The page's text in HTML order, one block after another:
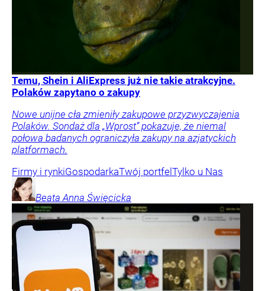
Temu, Shein i AliExpress już nie takie atrakcyjne.
Polaków zapytano o zakupy
Nowe unijne cła zmieniły zakupowe przyzwyczajenia
Polaków. Sondaż dla „Wprost” pokazuje, że niemal
połowa badanych ograniczyła zakupy na azjatyckich
platformach.
Firmy i rynkiGospodarkaTwój portfel Tylko u Nas
Beata Anna Święcicka